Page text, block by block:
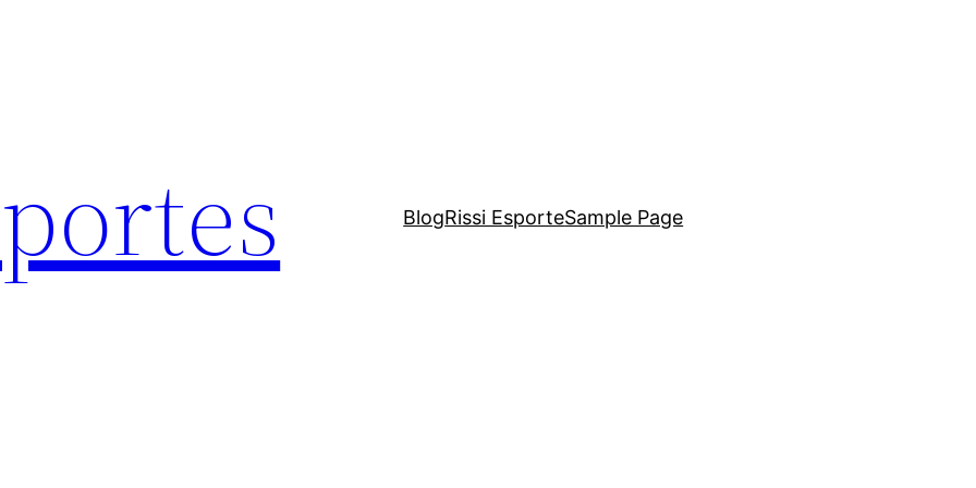
BlogRissi EsporteSample Page